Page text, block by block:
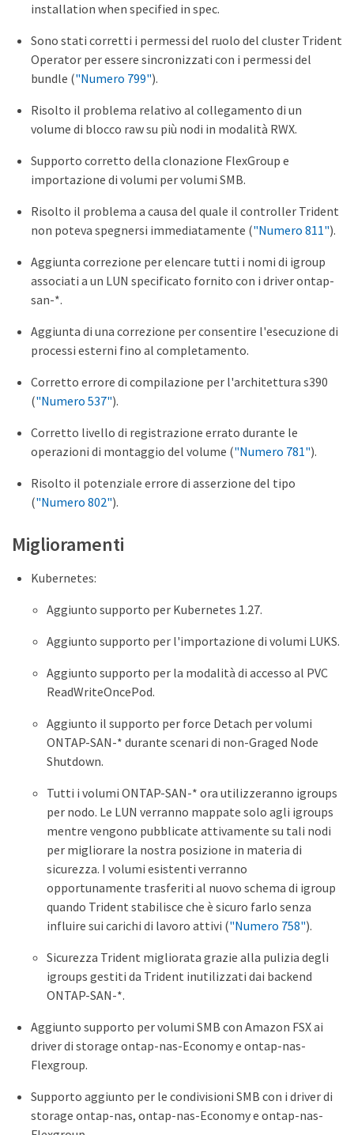
installation when specified in spec.
Sono stati corretti i permessi del ruolo del cluster Trident
Operator per essere sincronizzati con i permessi del
bundle ("Numero 799").
Risolto il problema relativo al collegamento di un
volume di blocco raw su più nodi in modalità RWX.
Supporto corretto della clonazione FlexGroup e
importazione di volumi per volumi SMB.
Risolto il problema a causa del quale il controller Trident
non poteva spegnersi immediatamente ("Numero 811").
Aggiunta correzione per elencare tutti i nomi di igroup
associati a un LUN specificato fornito con i driver ontap-
san-*.
Aggiunta di una correzione per consentire l'esecuzione di
processi esterni fino al completamento.
Corretto errore di compilazione per l'architettura s390
("Numero 537").
Corretto livello di registrazione errato durante le
operazioni di montaggio del volume ("Numero 781").
Risolto il potenziale errore di asserzione del tipo
("Numero 802").
Miglioramenti
Kubernetes:
Aggiunto supporto per Kubernetes 1.27.
Aggiunto supporto per l'importazione di volumi LUKS.
Aggiunto supporto per la modalità di accesso al PVC
ReadWriteOncePod.
Aggiunto il supporto per force Detach per volumi
ONTAP-SAN-* durante scenari di non-Graged Node
Shutdown.
Tutti i volumi ONTAP-SAN-* ora utilizzeranno igroups
per nodo. Le LUN verranno mappate solo agli igroups
mentre vengono pubblicate attivamente su tali nodi
per migliorare la nostra posizione in materia di
sicurezza. I volumi esistenti verranno
opportunamente trasferiti al nuovo schema di igroup
quando Trident stabilisce che è sicuro farlo senza
influire sui carichi di lavoro attivi ("Numero 758").
Sicurezza Trident migliorata grazie alla pulizia degli
igroups gestiti da Trident inutilizzati dai backend
ONTAP-SAN-*.
Aggiunto supporto per volumi SMB con Amazon FSX ai
driver di storage ontap-nas-Economy e ontap-nas-
Flexgroup.
Supporto aggiunto per le condivisioni SMB con i driver di
storage ontap-nas, ontap-nas-Economy e ontap-nas-